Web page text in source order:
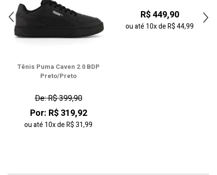
43
44
Tênis Puma Caven 2.0 BDP
Preto/Preto
De: R$ 399,90
Por: R$ 319,92
ou até 10xdeR$ 31,99
R$ 449,90
ou até 10xdeR$ 44,99